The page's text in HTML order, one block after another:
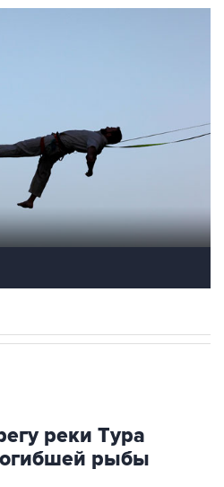
реки Тура
рыбы